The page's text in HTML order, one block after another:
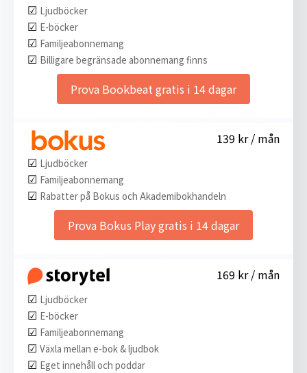
☑︎ Ljudböcker
☑︎ E-böcker
☑︎ Familjeabonnemang
☑︎ Billigare begränsade abonnemang finns
Prova Bookbeat gratis i 14 dagar
139 kr / mån
☑︎ Ljudböcker
☑︎ Familjeabonnemang
☑︎ Rabatter på Bokus och Akademibokhandeln
Prova Bokus Play gratis i 14 dagar
169 kr / mån
☑︎ Ljudböcker
☑︎ E-böcker
☑︎ Familjeabonnemang
☑︎ Växla mellan e-bok & ljudbok
☑︎ Eget innehåll och poddar